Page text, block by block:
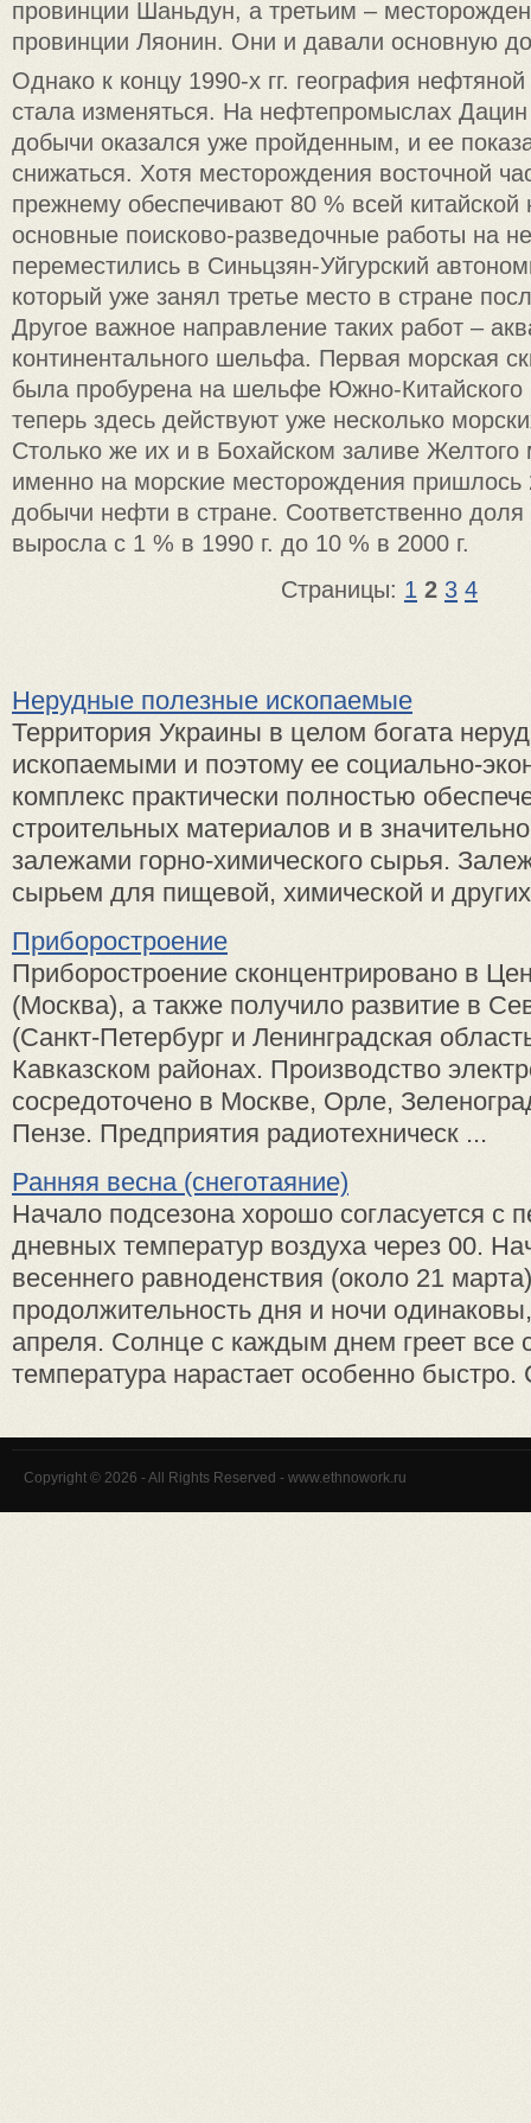
провинции Шаньдун, а третьим –
провинции Ляонин. Они и давали основную
Однако к концу 1990-х гг. география
стала изменяться. На нефтепромыслах
добычи оказался уже пройденным, и ее
снижаться. Хотя месторождения восточной
прежнему обеспечивают 80 % всей
основные поисково-разведочные работы на
переместились в Синьцзян-Уйгурский
который уже занял третье место в стране
Другое важное направление таких работ –
континентального шельфа. Первая морская
была пробурена на шельфе Южно-Китайского
теперь здесь действуют уже несколько
Столько же их и в Бохайском заливе Желтого
именно на морские месторождения пришлось
добычи нефти в стране. Соответственно
выросла с 1 % в 1990 г. до 10 % в 2000 г.
Страницы: 1 2 3 4
Нерудные полезные ископаемые
Территория Украины в целом богата
ископаемыми и поэтому ее социально-
комплекс практически полностью
строительных материалов и в
залежами горно-химического сырья.
сырьем для пищевой, химической и
Приборостроение
Приборостроение сконцентрировано в
(Москва), а также получило развитие в
(Санкт-Петербург и Ленинградская
Кавказском районах. Производство
сосредоточено в Москве, Орле,
Пензе. Предприятия радиотехническ ...
Ранняя весна (снеготаяние)
Начало подсезона хорошо согласуется с
дневных температур воздуха через 00.
весеннего равноденствия (около 21
продолжительность дня и ночи
апреля. Солнце с каждым днем греет все
температура нарастает особенно быстро.
Copyright © 2026 - All Rights Reserved - www.ethnowork.ru